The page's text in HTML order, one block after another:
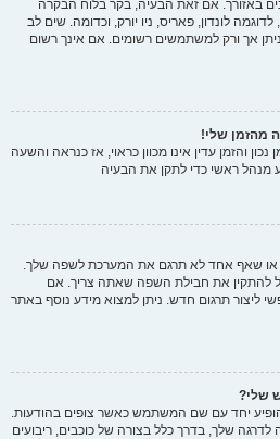
באזורך. אם זאת הבעיה, בקר בלוח הבקרה
לונדון, פאריס, ניו יורק, וכדומה. שים לב
ניתן אך ורק למשתמשים רשומים. אם אינך רשום
מהזמן שלי!
והזמן עדין אינו מכוון כראוי, אז כנראה והשעה
מנהל ראשי כדי לתקן את הבעיה
שאף אחד לא תרגם את המערכת לשפה שלך.
להתקין את חבילת השפה שאתה צריך. אם
ליצור תרגום חדש. ניתן למצוא מידע נוסף באתר
שלי?
יחד עם שם המשתמש כאשר צופים בהודעות.
שלך, בדרך כלל בצורה של כוכבים, ריבועים